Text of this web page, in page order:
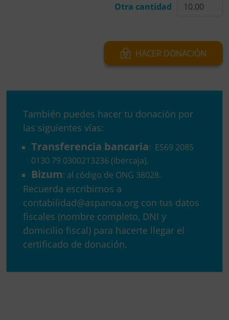
Otra cantidad
a
HACER DONACIÓN
También puedes hacer tu donación por
las siguientes vías:
Transferencia bancaria: ES69 2085
0130 79 0300213236 (Ibercaja).
Bizum: al código de ONG 38028.
Recuerda escribirnos a
contabilidad@aspanoa.org con tus datos
fiscales (nombre completo, DNI y
domicilio fiscal) para hacerte llegar el
certificado de donación.